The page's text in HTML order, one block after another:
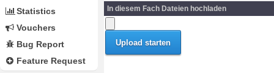
Statistics
Vouchers
Bug Report
Feature Request
In diesem Fach Dateien hochladen